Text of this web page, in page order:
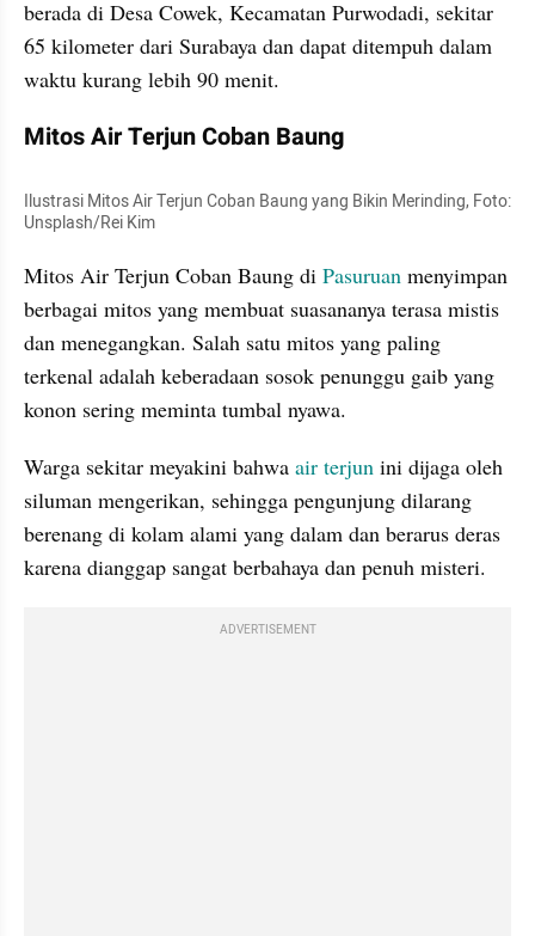
berada di Desa Cowek, Kecamatan Purwodadi, sekitar
65 kilometer dari Surabaya dan dapat ditempuh dalam
waktu kurang lebih 90 menit.
Mitos Air Terjun Coban Baung
Ilustrasi Mitos Air Terjun Coban Baung yang Bikin Merinding, Foto:
Unsplash/Rei Kim
Mitos Air Terjun Coban Baung di Pasuruan menyimpan
berbagai mitos yang membuat suasananya terasa mistis
dan menegangkan. Salah satu mitos yang paling
terkenal adalah keberadaan sosok penunggu gaib yang
konon sering meminta tumbal nyawa.
Warga sekitar meyakini bahwa air terjun ini dijaga oleh
siluman mengerikan, sehingga pengunjung dilarang
berenang di kolam alami yang dalam dan berarus deras
karena dianggap sangat berbahaya dan penuh misteri.
ADVERTISEMENT